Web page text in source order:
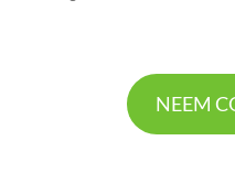
NEEM